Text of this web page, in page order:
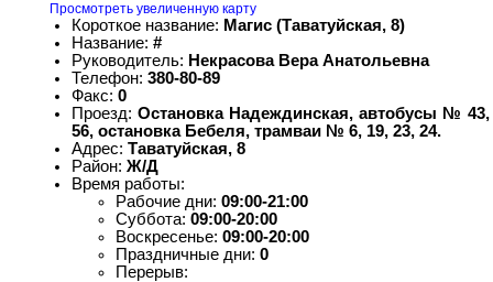
Просмотреть увеличенную карту
Короткое название: Магис (Таватуйская, 8)
Название: #
Руководитель: Некрасова Вера Анатольевна
Телефон: 380-80-89
Факс: 0
Проезд: Остановка Надеждинская, автобусы № 43,
56, остановка Бебеля, трамваи № 6, 19, 23, 24.
Адрес: Таватуйская, 8
Район: Ж/Д
Время работы:
Рабочие дни: 09:00-21:00
Суббота: 09:00-20:00
Воскресенье: 09:00-20:00
Праздничные дни: 0
Перерыв: